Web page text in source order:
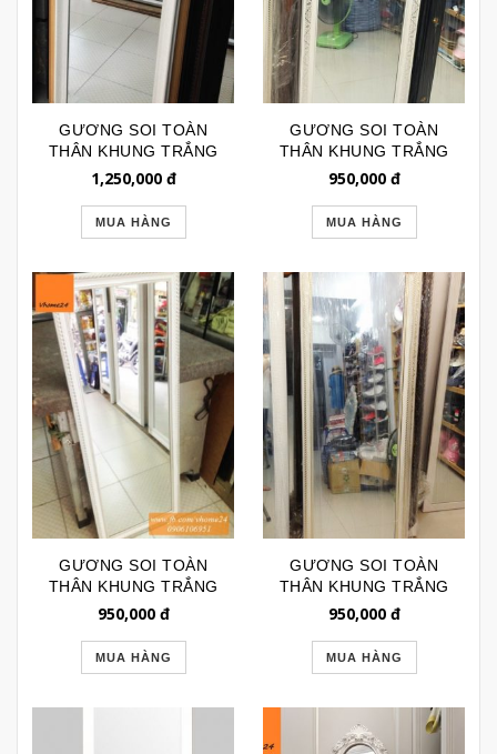
GƯƠNG SOI TOÀN
THÂN KHUNG TRẮNG
HỌA TIẾT NỔI
1,250,000đ
MUA HÀNG
GƯƠNG SOI TOÀN
THÂN KHUNG TRẮNG
HOA VĂN BẠC
950,000đ
MUA HÀNG
GƯƠNG SOI TOÀN
THÂN KHUNG TRẮNG
MẠ BẠC GSTT085
950,000đ
MUA HÀNG
GƯƠNG SOI TOÀN
THÂN KHUNG TRẮNG
MẠ VÀNG ĐƠN GIẢN
950,000đ
MUA HÀNG